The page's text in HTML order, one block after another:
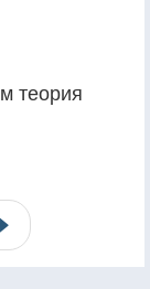
теория